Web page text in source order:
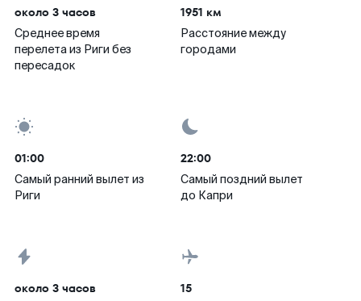
около 3 часов
Среднее время
перелета из Риги без
пересадок
1951 км
Расстояние между
городами
01:00
Самый ранний вылет из
Риги
22:00
Самый поздний вылет
до Капри
около 3 часов 15